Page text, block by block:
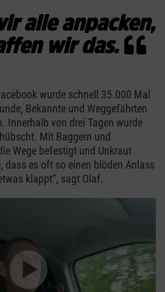
alle anpacken,
wir das.
wurde schnell 35.000 Mal
Bekannte und Weggefährten
Innerhalb von drei Tagen wurde
Mit Baggern und
Wege befestigt und Unkraut
dass es oft so einen blöden Anlass
klappt“, sagt Olaf.